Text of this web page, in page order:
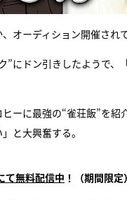
オーディション開催され
”にドン引きしたようで
ーに最強の“雀荘飯”を
と大興奮する。
て無料配信中 ！（期間限定）